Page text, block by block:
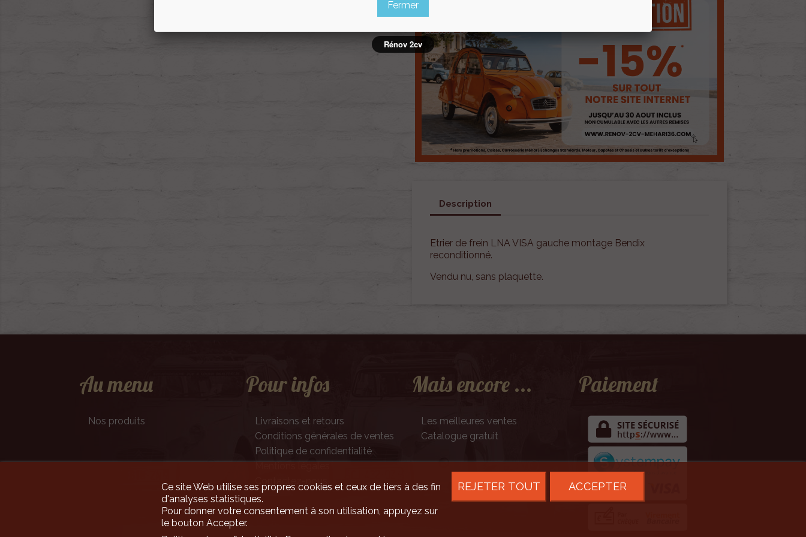
Description
Etrier de frein LNA VISA gauche montage Bendix
reconditionné.
Vendu nu, sans plaquette.
Au menu
Nos produits
Pour infos
Livraisons et retours
Conditions générales de ventes
Politique de confidentialité
Contactez-nous
Mais encore ...
Les meilleures ventes
Catalogue gratuit
Paiement
Ce site Web utilise ses propres cookies et ceux de tiers à des fin
d'analyses statistiques.
Pour donner votre consentement à son utilisation, appuyez sur
le bouton Accepter.
REJETER TOUT ACCEPTER
Fermer
Rénov 2cv